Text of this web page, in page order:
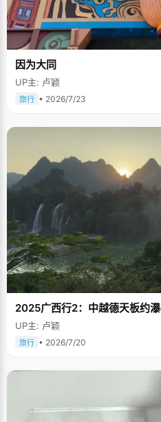
因为大同
UP主: 卢颖
旅行 • 2026/7/23
2025广西行2：中越德天板约
UP主: 卢颖
旅行 • 2026/7/20